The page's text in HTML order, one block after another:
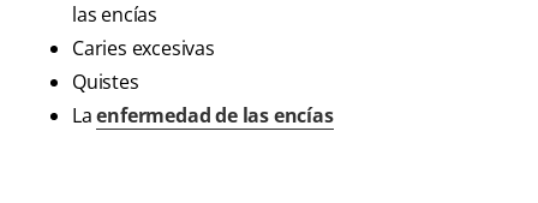
las encías
Caries excesivas
Quistes
Laenfermedad de las encías